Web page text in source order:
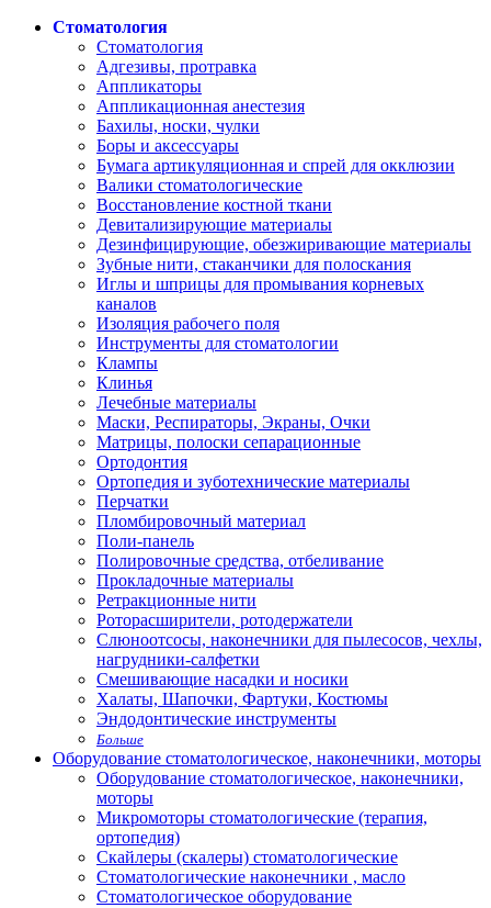
Стоматология
Стоматология
Адгезивы, протравка
Аппликаторы
Аппликационная анестезия
Бахилы, носки, чулки
Боры и аксессуары
Бумага артикуляционная и спрей для окклюзии
Валики стоматологические
Восстановление костной ткани
Девитализирующие материалы
Дезинфицирующие, обезжиривающие материалы
Зубные нити, стаканчики для полоскания
Иглы и шприцы для промывания корневых
каналов
Изоляция рабочего поля
Инструменты для стоматологии
Клампы
Клинья
Лечебные материалы
Маски, Респираторы, Экраны, Очки
Матрицы, полоски сепарационные
Ортодонтия
Ортопедия и зуботехнические материалы
Перчатки
Пломбировочный материал
Поли-панель
Полировочные средства, отбеливание
Прокладочные материалы
Ретракционные нити
Роторасширители, ротодержатели
Слюноотсосы, наконечники для пылесосов, чехлы,
нагрудники-салфетки
Смешивающие насадки и носики
Халаты, Шапочки, Фартуки, Костюмы
Эндодонтические инструменты
Больше
Оборудование стоматологическое, наконечники, моторы
Оборудование стоматологическое, наконечники,
моторы
Микромоторы стоматологические (терапия,
ортопедия)
Скайлеры (скалеры) стоматологические
Стоматологические наконечники , масло
Стоматологическое оборудование